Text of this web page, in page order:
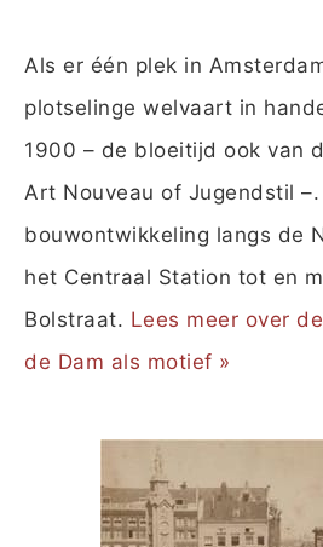
Als er één plek in
plotselinge welvaart in
1900 – de bloeitijd ook van
Art Nouveau of Jugendstil
bouwontwikkeling langs de
het Centraal Station tot en
Bolstraat. Lees meer over
de Dam als motief »